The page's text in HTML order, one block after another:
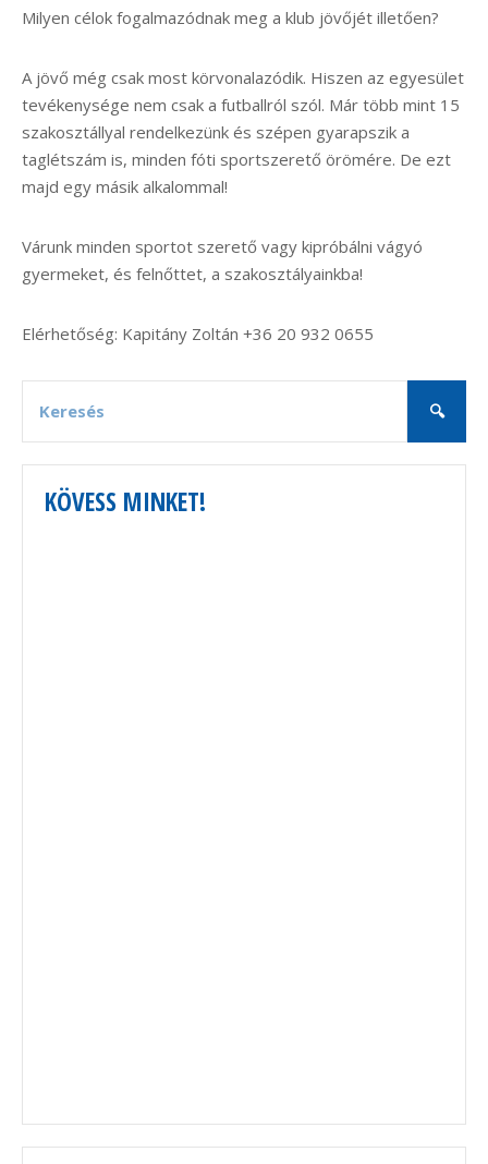
Milyen célok fogalmazódnak meg a klub jövőjét illetően?
A jövő még csak most körvonalazódik. Hiszen az egyesület
tevékenysége nem csak a futballról szól. Már több mint 15
szakosztállyal rendelkezünk és szépen gyarapszik a
taglétszám is, minden fóti sportszerető örömére. De ezt
majd egy másik alkalommal!
Várunk minden sportot szerető vagy kipróbálni vágyó
gyermeket, és felnőttet, a szakosztályainkba!
Elérhetőség: Kapitány Zoltán +36 20 932 0655
KÖVESS MINKET!